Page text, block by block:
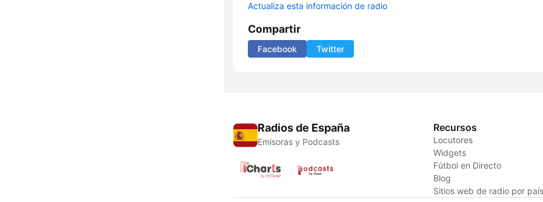
Actualiza esta información de radio
Compartir
Facebook Twitter
Radios de España
Emisoras y Podcasts
Recursos
Locutores
Widgets
Fútbol en Directo
Blog
Sitios web de radio por